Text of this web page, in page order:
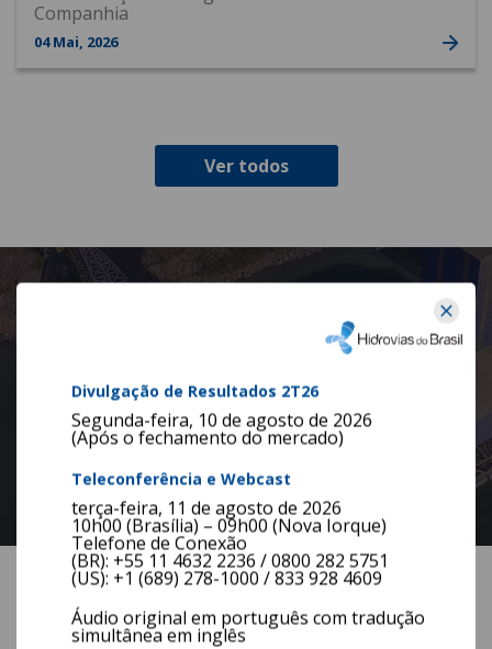
Companhia
04 Mai, 2026
Ver todos
Central de Resultados
Calendário de Eventos
Divulgação de Resultados 2T26
Segunda-feira, 10 de agosto de 2026
(Após o fechamento do mercado)
Teleconferência e Webcast
terça-feira, 11 de agosto de 2026
10h00 (Brasília) – 09h00 (Nova Iorque)
Telefone de Conexão
(BR): +55 11 4632 2236 / 0800 282 5751
(US): +1 (689) 278-1000 / 833 928 4609
Áudio original em português com tradução
simultânea em inglês